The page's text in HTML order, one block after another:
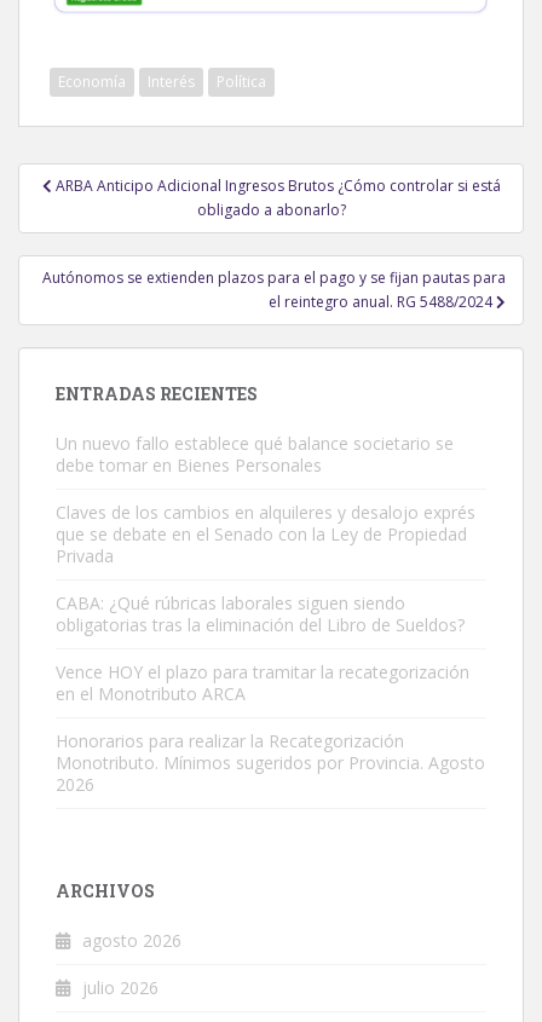
Economía Interés Política
Navegación
entradas
ARBA Anticipo Adicional Ingresos Brutos ¿Cómo controlar si está
obligado a abonarlo?
Autónomos se extienden plazos para el pago y se fijan pautas para
el reintegro anual. RG 5488/2024
ENTRADAS RECIENTES
Un nuevo fallo establece qué balance societario se
debe tomar en Bienes Personales
Claves de los cambios en alquileres y desalojo exprés
que se debate en el Senado con la Ley de Propiedad
Privada
CABA: ¿Qué rúbricas laborales siguen siendo
obligatorias tras la eliminación del Libro de Sueldos?
Vence HOY el plazo para tramitar la recategorización
en el Monotributo ARCA
Honorarios para realizar la Recategorización
Monotributo. Mínimos sugeridos por Provincia. Agosto
2026
ARCHIVOS
agosto 2026
julio 2026